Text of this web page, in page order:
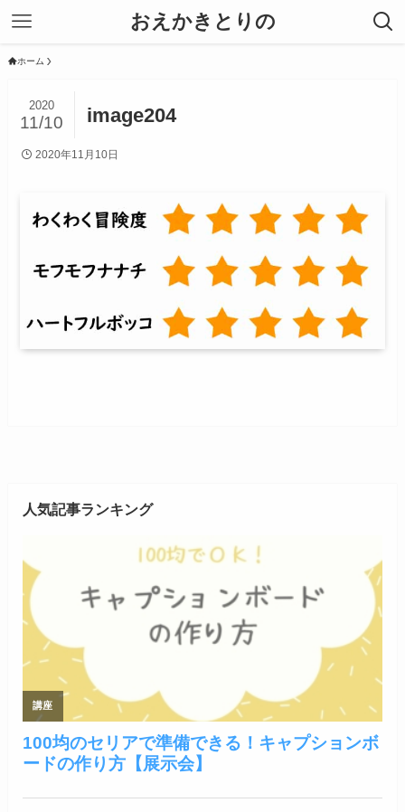
おえかきとりの
ホーム
image204
2020
11/10
2020年11月10日
人気記事ランキング